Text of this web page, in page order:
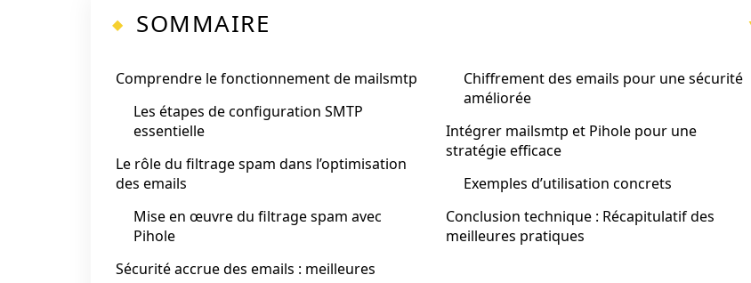
SOMMAIRE
Comprendre le fonctionnement de mailsmtp
Les étapes de configuration SMTP
essentielle
Le rôle du filtrage spam dans l’optimisation
des emails
Mise en œuvre du filtrage spam avec
Pihole
Sécurité accrue des emails : meilleures
Chiffrement des emails pour une sécurité
améliorée
Intégrer mailsmtp et Pihole pour une
stratégie efficace
Exemples d’utilisation concrets
Conclusion technique : Récapitulatif des
meilleures pratiques